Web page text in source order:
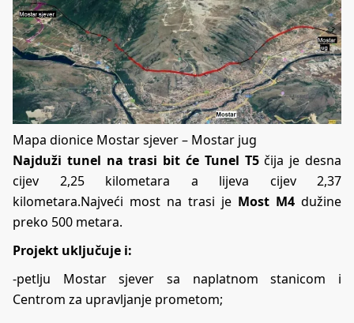
Mapa dionice Mostar sjever – Mostar jug
Najduži tunel na trasi bit će Tunel T5čija je desna
cijev 2,25 kilometara a lijeva cijev 2,37
kilometara.Najveći most na trasi je Most M4 dužine
preko 500 metara.
Projekt uključuje i:
-petlju Mostar sjever sa naplatnom stanicom i
Centrom za upravljanje prometom;